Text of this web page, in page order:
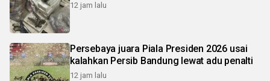
12 jam lalu
Persebaya juara Piala Presiden 2026 usai
kalahkan Persib Bandung lewat adu penalti
12 jam lalu